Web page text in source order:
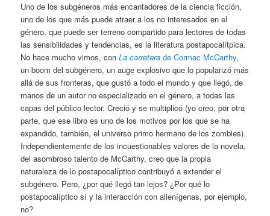
Uno de los subgéneros más encantadores de la ciencia ficción,
uno de los que más puede atraer a los no interesados en el
género, que puede ser terreno compartido para lectores de todas
las sensibilidades y tendencias, es la literatura postapocalítpica.
No hace mucho vimos, conLa carretera de Cormac McCarthy,
un boom del subgénero, un auge explosivo que lo popularizó más
allá de sus fronteras, que gustó a todo el mundo y que llegó, de
manos de un autor no especializado en el género, a todas las
capas del público lector. Creció y se multiplicó (yo creo, por otra
parte, que ese libro es uno de los motivos por los que se ha
expandido, también, el universo primo hermano de los zombies).
Independientemente de los incuestionables valores de la novela,
del asombroso talento de McCarthy, creo que la propia
naturaleza de lo postapocalíptico contribuyó a extender el
subgénero. Pero, ¿por qué llegó tan lejos? ¿Por qué lo
postapocalíptico sí y la interacción con alienígenas, por ejemplo,
no?